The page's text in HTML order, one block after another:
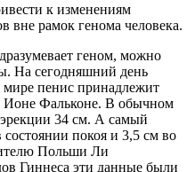
к изменениям
вне рамок генома человека.
геном, можно
На сегодняшний день
мире пенис принадлежит
Ионе Фальконе. В обычном
34 см. А самый
покоя и 3,5 см во
Польши Ли
Гиннеса эти данные были